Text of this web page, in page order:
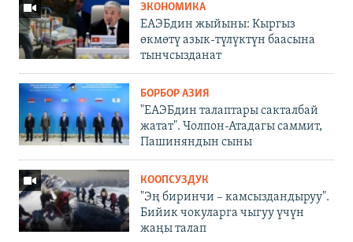
ЭКОНОМИКА
ЕАЭБдин жыйыны: Кыргыз
өкмөтү азык-түлүктүн баасына
тынчсызданат
БОРБОР АЗИЯ
"ЕАЭБдин талаптары сакталбай
жатат". Чолпон-Атадагы саммит,
Пашиняндын сыны
КООПСУЗДУК
"Эң биринчи – камсыздандыруу".
Бийик чокуларга чыгуу үчүн
жаңы талап